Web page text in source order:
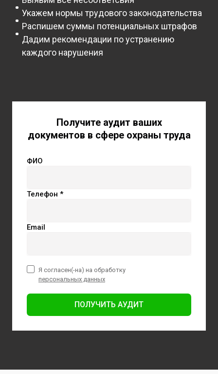
Укажем нормы трудового законодательства
Распишем суммы потенциальных штрафов
Дадим рекомендации по устранению
каждого нарушения
Получите аудит ваших
документов в сфере охраны труда
ФИО
Телефон *
Email
ПОЛУЧИТЬ АУДИТ
Я согласен(-на) на обработку
персональных данных